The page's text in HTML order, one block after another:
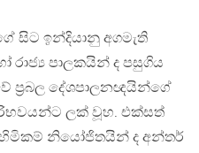
සිට ඉන්දියානු අගමැති
පාලකයින් ද පසුගිය
ප්‍රබල දේශපාලනඥයින්ගේ
ලක් වූහ. එක්සත්
හිමිකම් නියෝජිතයින් ද අන්තර්